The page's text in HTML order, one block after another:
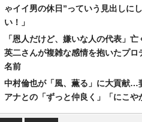
ゃイイ男の休日”っていう見出しに
い！」
「恩人だけど、嫌いな人の代表」
英二さんが複雑な感情を抱いたプロ
名前
中村倫也が「風、薫る」に大貢献…
アナとの「ずっと仲良く」「にこや